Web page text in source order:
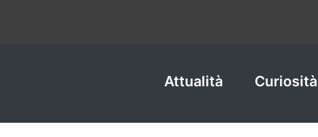
Attualità Curiosità